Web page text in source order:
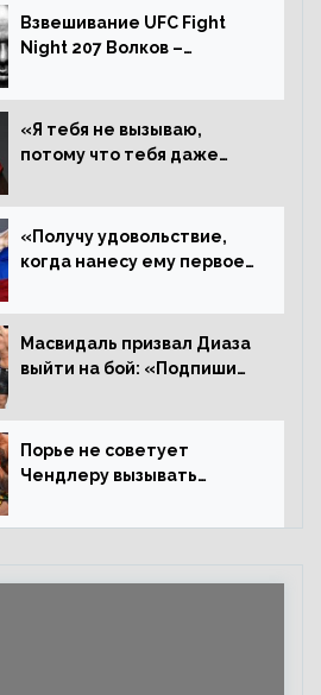
определенно выиграл»
Взвешивание UFC Fight
Night 207 Волков –
результаты
«Я тебя не вызываю,
потому что тебя даже
«Мне нужна пауза»,
сообщает Стерлинг
ответил Сехудо
«Получу удовольствие,
когда нанесу ему первое
Дэн Иге – про бой с
Евлоевым
Масвидаль призвал Диаза
выйти на бой: «Подпиши
повторим»
Порье не советует
Чендлеру вызывать
потрясают в каждом бою,